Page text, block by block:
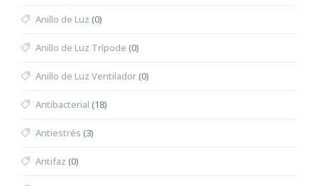
Anillo de Luz (0)
Anillo de Luz Trípode (0)
Anillo de Luz Ventilador(0)
Antibacterial (18)
Antiestrés (3)
Antifaz (0)